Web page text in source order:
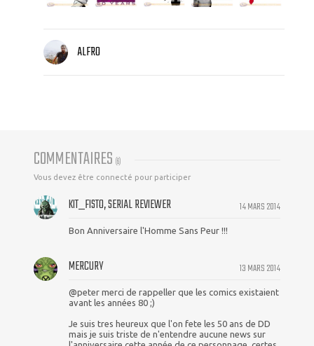
ALFRO
COMMENTAIRES (6)
Vous devez être connecté pour participer
14 MARS 2014
KIT_FISTO, SERIAL REVIEWER
Bon Anniversaire l'Homme Sans Peur !!!
13 MARS 2014
MERCURY
@peter merci de rappeller que les comics existaient
avant les années 80 ;)
Je suis tres heureux que l'on fete les 50 ans de DD
mais je suis triste de n'entendre aucune news sur